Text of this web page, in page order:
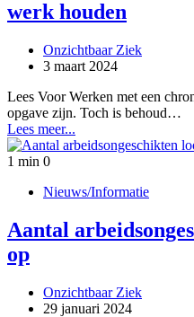
werk houden
Onzichtbaar Ziek
3 maart 2024
Lees Voor Werken met een
opgave zijn. Toch is behoud…
Lees meer...
1 min 0
Nieuws/Informatie
Aantal
op
Onzichtbaar Ziek
29 januari 2024